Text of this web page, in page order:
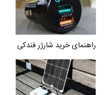
راهنمای خرید شارژر فندکی